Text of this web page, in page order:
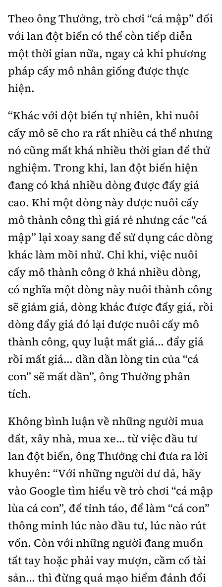
Theo ông Thưởng, trò chơi “cá mập” đối
với lan đột biến có thể còn tiếp diễn
một thời gian nữa, ngay cả khi phương
pháp cấy mô nhân giống được thực
hiện.
“Khác với đột biến tự nhiên, khi nuôi
cấy mô sẽ cho ra rất nhiều cá thể nhưng
nó cũng mất khá nhiều thời gian để thử
nghiệm. Trong khi, lan đột biến hiện
đang có khá nhiều dòng được đẩy giá
cao. Khi một dòng này được nuôi cấy
mô thành công thì giá rẻ nhưng các “cá
mập” lại xoay sang để sử dụng các dòng
khác làm mồi nhử. Chỉ khi, việc nuôi
cấy mô thành công ở khá nhiều dòng,
có nghĩa một dòng này nuôi thành công
sẽ giảm giá, dòng khác được đẩy giá, rồi
dòng đẩy giá đó lại được nuôi cấy mô
thành công, quy luật mất giá... đẩy giá
rồi mất giá... dần dần lòng tin của “cá
con” sẽ mất dần”, ông Thưởng phân
tích.
Không bình luận về những người mua
đất, xây nhà, mua xe… từ việc đầu tư
lan đột biến, ông Thưởng chỉ đưa ra lời
khuyên: “Với những người dư dả, hãy
vào Google tìm hiểu về trò chơi “cá mập
lùa cá con”, để tỉnh táo, để làm “cá con”
thông minh lúc nào đầu tư, lúc nào rút
vốn. Còn với những người đang muốn
tất tay hoặc phải vay mượn, cầm cố tài
sản... thì đừng quá mạo hiểm đánh đổi